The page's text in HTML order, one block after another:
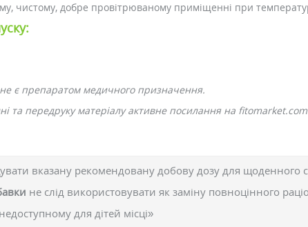
чистому, добре провітрюваному приміщенні при
є препаратом медичного призначення.
та передруку матеріалу активне посилання на
вказану рекомендовану добову дозу для щоденного
не слід використовувати як заміну повноцінного
для дітей місці»